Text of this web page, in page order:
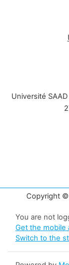
Université
Copyright ©
You are not
Get the mobile
Switch to the